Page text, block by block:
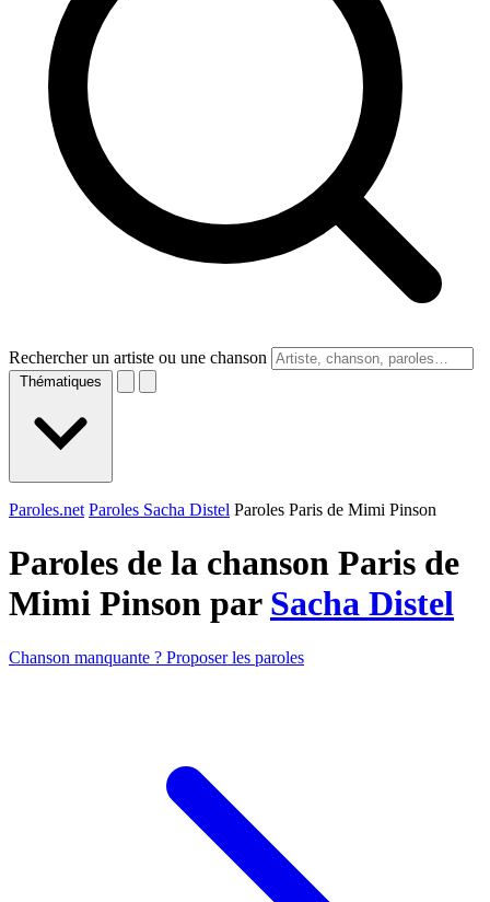
Rechercher un artiste ou une chanson
Thématiques
Paroles.net Paroles Sacha Distel Paroles Paris de Mimi Pinson
Paroles de la chanson Paris de
Mimi Pinson par Sacha Distel
Chanson manquante ? Proposer les paroles